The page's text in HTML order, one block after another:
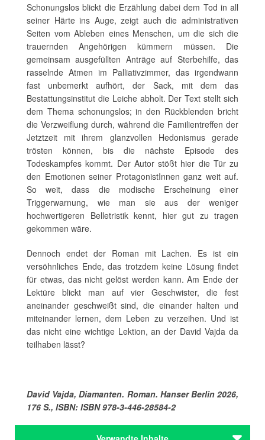
Schonungslos blickt die Erzählung dabei dem Tod in all
seiner Härte ins Auge, zeigt auch die administrativen
Seiten vom Ableben eines Menschen, um die sich die
trauernden Angehörigen kümmern müssen. Die
gemeinsam ausgefüllten Anträge auf Sterbehilfe, das
rasselnde Atmen im Palliativzimmer, das irgendwann
fast unbemerkt aufhört, der Sack, mit dem das
Bestattungsinstitut die Leiche abholt. Der Text stellt sich
dem Thema schonungslos; in den Rückblenden bricht
die Verzweiflung durch, während die Familientreffen der
Jetztzeit mit ihrem glanzvollen Hedonismus gerade
trösten können, bis die nächste Episode des
Todeskampfes kommt. Der Autor stößt hier die Tür zu
den Emotionen seiner ProtagonistInnen ganz weit auf.
So weit, dass die modische Erscheinung einer
Triggerwarnung, wie man sie aus der weniger
hochwertigeren Belletristik kennt, hier gut zu tragen
gekommen wäre.
Dennoch endet der Roman mit Lachen. Es ist ein
versöhnliches Ende, das trotzdem keine Lösung findet
für etwas, das nicht gelöst werden kann. Am Ende der
Lektüre blickt man auf vier Geschwister, die fest
aneinander geschweißt sind, die einander halten und
miteinander lernen, dem Leben zu verzeihen. Und ist
das nicht eine wichtige Lektion, an der David Vajda da
teilhaben lässt?
David Vajda, Diamanten. Roman. Hanser Berlin 2026,
176 S., ISBN: ISBN 978-3-446-28584-2